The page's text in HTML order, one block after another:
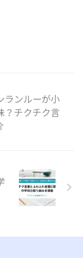
ランルーが小
？チクチク言